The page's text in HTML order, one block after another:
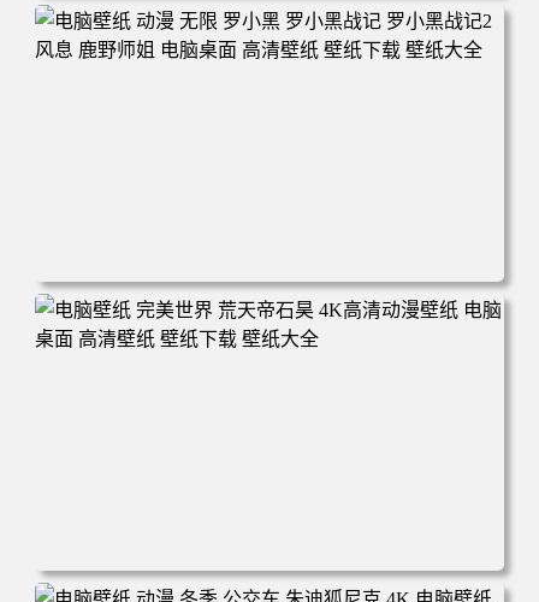
电脑壁纸 柯南和小兰背靠背 夕阳 日落 4K动漫壁纸 电脑桌
面 高清壁纸 壁纸下载 壁纸大全
电脑壁纸 动漫 无限 罗小黑 罗小黑战记 罗小黑战记2 风息
鹿野师姐 电脑桌面 高清壁纸 壁纸下载 壁纸大全
电脑壁纸 完美世界 荒天帝石昊 4K高清动漫壁纸 电脑桌面